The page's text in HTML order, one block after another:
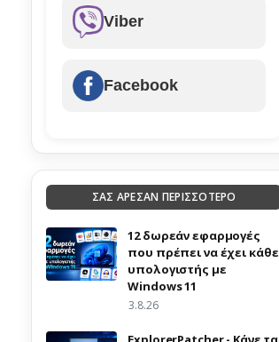
Viber
Facebook
ΣΑΣ ΑΡΕΣΑΝ ΠΕΡΙΣΣΟΤΕΡΟ
12 δωρεάν εφαρμογές
που πρέπει να έχει κάθε
υπολογιστής με
Windows 11
3.8.26